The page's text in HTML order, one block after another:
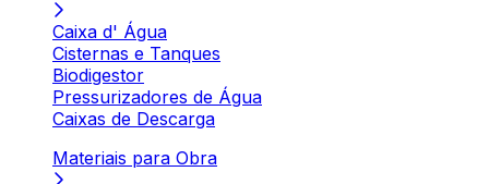
Caixa d' Água
Cisternas e Tanques
Biodigestor
Pressurizadores de Água
Caixas de Descarga
Materiais para Obra